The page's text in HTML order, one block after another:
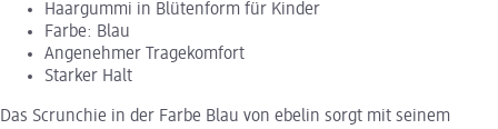
Haargummi in Blütenform für Kinder
Farbe: Blau
Angenehmer Tragekomfort
Starker Halt
Das Scrunchie in der Farbe Blau von ebelin sorgt mit seinem